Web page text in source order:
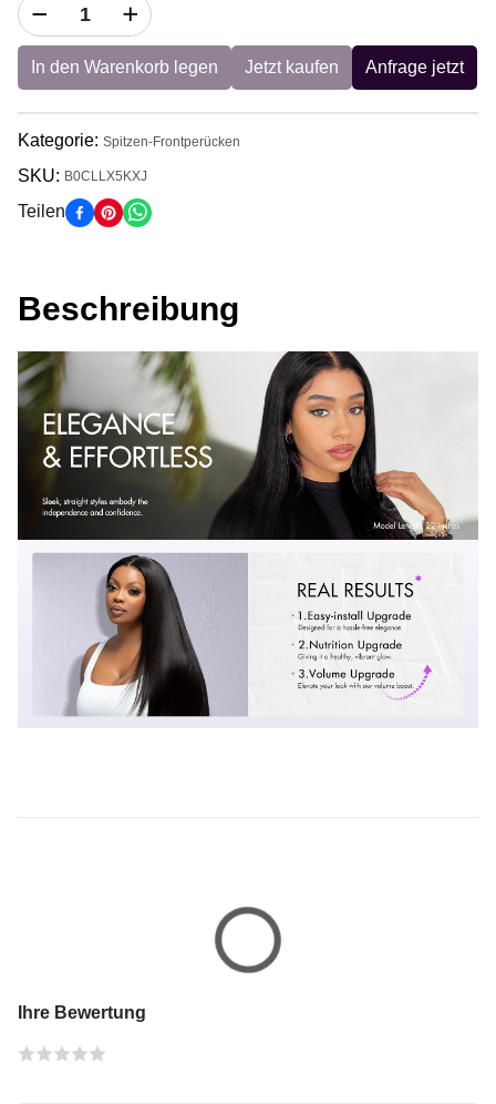
In den Warenkorb legen Jetzt kaufen Anfrage jetzt
Kategorie: Spitzen-Frontperücken
SKU: B0CLLX5KXJ
Teilen
Beschreibung
Ihre Bewertung